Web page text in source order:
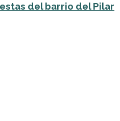
del barrio del Pilar